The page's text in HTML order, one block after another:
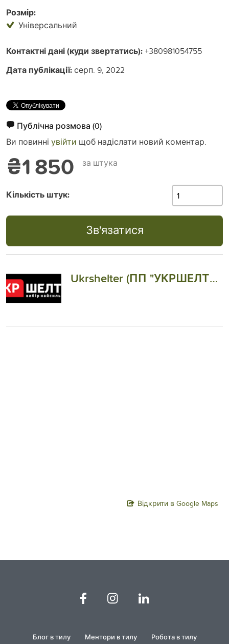
Розмір:
Універсальний
Контактні дані (куди звертатись):+380981054755
Дата публікації:серп. 9, 2022
Публічна розмова (0)
Ви повинні увійти щоб надіслати новий коментар.
₴1 850 за штука
Кількість штук:
Зв'язатися
Ukrshelter (ПП "УКРШЕЛТЕР")
Відкрити в Google Maps
Блог в тилу Ментори в тилу Робота в тилу